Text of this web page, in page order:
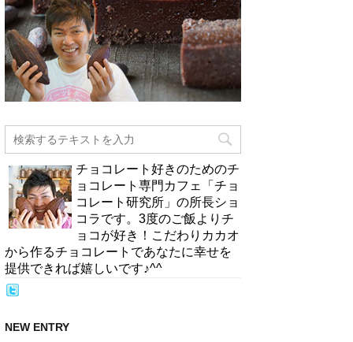
チョコレート好きのためのチ
ョコレート専門カフェ「チョ
コレート研究所」の所長ショ
コラです。3度のご飯よりチ
ョコが好き！こだわりカカオ
から作るチョコレートであなたに幸せを
提供できれば嬉しいです♪^^
NEW ENTRY